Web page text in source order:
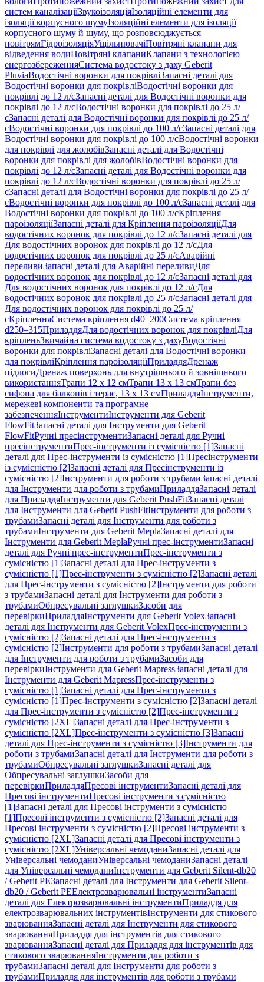
систем каналізаціїЗвукоізоляціяІзоляційні елементи для
ізоляції корпусного шумуІзоляційні елементи для ізоляції
корпусного шуму й шуму, що розповсюджується
повітрямГідроізоляціяУщільнювачіПовітряні клапани для
відведення водиПовітряні клапаниКлапани з технологією
енергозбереженняСистема водостоку з даху Geberit
PluviaВодостічні воронки для покрівліЗапасні деталі для
Водостічні воронки для покрівліВодостічні воронки для
покрівлі до 12 л/сЗапасні деталі для Водостічні воронки для
покрівлі до 12 л/сВодостічні воронки для покрівлі до 25 л/
сЗапасні деталі для Водостічні воронки для покрівлі до 25 л/
сВодостічні воронки для покрівлі до 100 л/сЗапасні деталі для
Водостічні воронки для покрівлі до 100 л/сВодостічні воронки
для покрівлі для жолобівЗапасні деталі для Водостічні
воронки для покрівлі для жолобівВодостічні воронки для
покрівлі до 12 л/сЗапасні деталі для Водостічні воронки для
покрівлі до 12 л/сВодостічні воронки для покрівлі до 25 л/
сЗапасні деталі для Водостічні воронки для покрівлі до 25 л/
сВодостічні воронки для покрівлі до 100 л/сЗапасні деталі для
Водостічні воронки для покрівлі до 100 л/сКріплення
пароізоляціїЗапасні деталі для Кріплення пароізоляціїДля
водостічних воронок для покрівлі до 12 л/сЗапасні деталі для
Для водостічних воронок для покрівлі до 12 л/сДля
водостічних воронок для покрівлі до 25 л/сАварійні
переливиЗапасні деталі для Аварійні переливиДля
водостічних воронок для покрівлі до 12 л/сЗапасні деталі для
Для водостічних воронок для покрівлі до 12 л/сДля
водостічних воронок для покрівлі до 25 л/сЗапасні деталі для
Для водостічних воронок для покрівлі до 25 л/
сКріпленняСистема кріплення d40–200Система кріплення
d250–315ПриладдяДля водостічних воронок для покрівліДля
кріпленьЗвичайна система водостоку з дахуВодостічні
воронки для покрівліЗапасні деталі для Водостічні воронки
для покрівліКріплення пароізоляціїПриладдяДренаж
підлогиДренаж поверхонь для внутрішнього й зовнішнього
використанняТрапи 12 x 12 смТрапи 13 x 13 смТрапи без
сифона для балконів і терас, 13 x 13 смПриладдяІнструменти,
мережеві компоненти та програмне
забезпеченняІнструментиІнструменти для Geberit
FlowFitЗапасні деталі для Інструменти для Geberit
FlowFitРучні пресінструментиЗапасні деталі для Ручні
пресінструментиПрес-інструменти із сумісністю [1]Запасні
деталі для Прес-інструменти із сумісністю [1]Пресінструменти
із сумісністю [2]Запасні деталі для Пресінструменти із
сумісністю [2]Інструменти для роботи з трубамиЗапасні деталі
для Інструменти для роботи з трубамиПриладдяЗапасні деталі
для ПриладдяІнструменти для Geberit PushFitЗапасні деталі
для Інструменти для Geberit PushFitІнструменти для роботи з
трубамиЗапасні деталі для Інструменти для роботи з
трубамиІнструменти для Geberit MeplaЗапасні деталі для
Інструменти для Geberit MeplaРучні прес-інструментиЗапасні
деталі для Ручні прес-інструментиПрес-інструменти з
сумісністю [1]Запасні деталі для Прес-інструменти з
сумісністю [1]Прес-інструменти з сумісністю [2]Запасні деталі
для Прес-інструменти з сумісністю [2]Інструменти для роботи
з трубамиЗапасні деталі для Інструменти для роботи з
трубамиОбпресувальні заглушкиЗасоби для
перевіркиПриладдяІнструменти для Geberit VolexЗапасні
деталі для Інструменти для Geberit VolexПрес-інструменти з
сумісністю [2]Запасні деталі для Прес-інструменти з
сумісністю [2]Інструменти для роботи з трубамиЗапасні деталі
для Інструменти для роботи з трубамиЗасоби для
перевіркиІнструменти для Geberit MapressЗапасні деталі для
Інструменти для Geberit MapressПрес-інструменти з
сумісністю [1]Запасні деталі для Прес-інструменти з
сумісністю [1]Прес-інструменти з сумісністю [2]Запасні деталі
для Прес-інструменти з сумісністю [2]Прес-інструменти з
сумісністю [2XL]Запасні деталі для Прес-інструменти з
сумісністю [2XL]Прес-інструменти з сумісністю [3]Запасні
деталі для Прес-інструменти з сумісністю [3]Інструменти для
роботи з трубамиЗапасні деталі для Інструменти для роботи з
трубамиОбпресувальні заглушкиЗапасні деталі для
Обпресувальні заглушкиЗасоби для
перевіркиПриладдяПресові інструментиЗапасні деталі для
Пресові інструментиПресові інструменти з сумісністю
[1]Запасні деталі для Пресові інструменти з сумісністю
[1]Пресові інструменти з сумісністю [2]Запасні деталі для
Пресові інструменти з сумісністю [2]Пресові інструменти з
сумісністю [2XL]Запасні деталі для Пресові інструменти з
сумісністю [2XL]Універсальні чемоданиЗапасні деталі для
Універсальні чемоданиУніверсальні чемоданиЗапасні деталі
для Універсальні чемоданиІнструменти для Geberit Silent-db20
/ Geberit PEЗапасні деталі для Інструменти для Geberit Silent-
db20 / Geberit PEЕлектрозварювальні інструментиЗапасні
деталі для Електрозварювальні інструментиПриладдя для
електрозварювальних інструментівІнструменти для стикового
зварюванняЗапасні деталі для Інструменти для стикового
зварюванняПриладдя для інструментів для стикового
зварюванняЗапасні деталі для Приладдя для інструментів для
стикового зварюванняІнструменти для роботи з
трубамиЗапасні деталі для Інструменти для роботи з
трубамиПриладдя для інструментів для роботи з трубами